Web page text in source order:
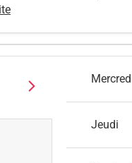
Jeudi